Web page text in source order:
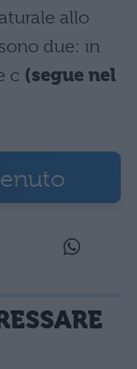
allo
due: in
c (segue nel